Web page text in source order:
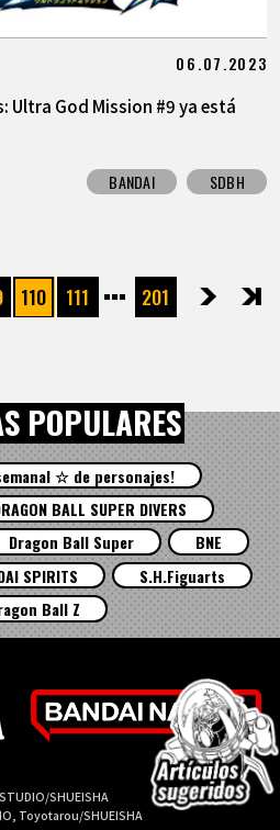
06.07.2023
Ultra God Mission #9 ya está
BANDAI SDBH
110 111 201次へ最後
POPULARES
☆ de personajes!
BALL SUPER DIVERS
Dragon Ball Super
BNE
SPIRITS
S.H.Figuarts
Ball Z
SHUEISHA
Toyotarou/SHUEISHA